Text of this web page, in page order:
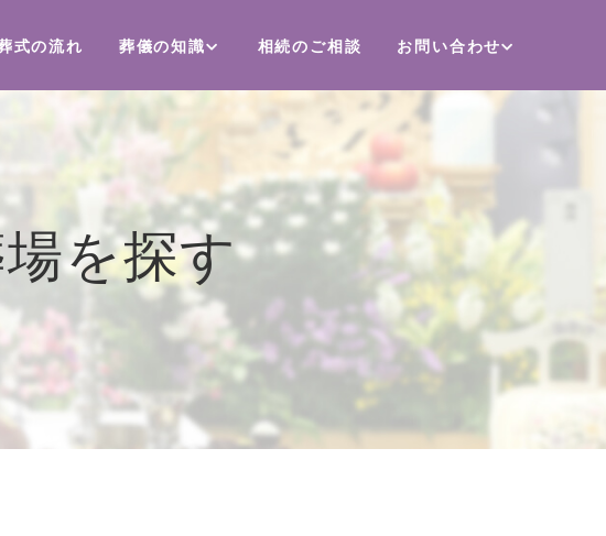
式の流れ 葬儀の知識 相続のご相談 お問い合わせ
を探す